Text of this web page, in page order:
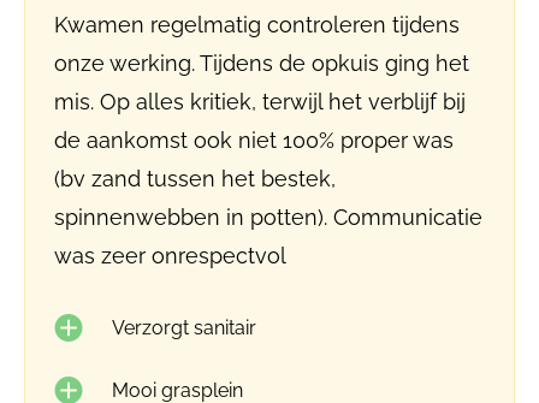
Kwamen regelmatig controleren tijdens
onze werking. Tijdens de opkuis ging het
mis. Op alles kritiek, terwijl het verblijf bij
de aankomst ook niet 100% proper was
(bv zand tussen het bestek,
spinnenwebben in potten). Communicatie
was zeer onrespectvol
Verzorgt sanitair
Mooi grasplein